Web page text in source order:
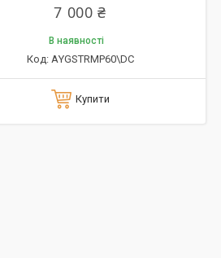
7 000 ₴
В наявності
АYGSTRMP60\DC
Купити